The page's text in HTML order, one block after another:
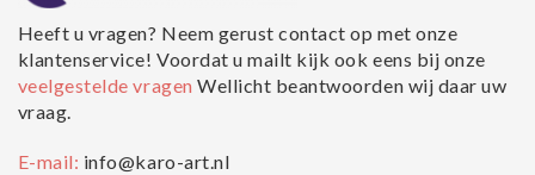
Heeft u vragen? Neem gerust contact op met onze
klantenservice! Voordat u mailt kijk ook eens bij onze
veelgestelde vragenWellicht beantwoorden wij daar uw
vraag.
E-mail: info@karo-art.nl